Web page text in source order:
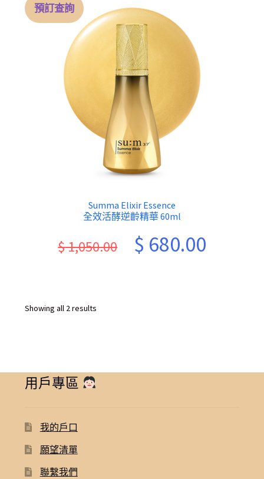
預訂查詢
Summa Elixir Essence
全效活酵逆齡精華 60ml
$1,050.00
Original
price
$ 680.00Current
Showing all 2 resultsSorted
用戶專區
我的戶口
願望清單
聯繫我們